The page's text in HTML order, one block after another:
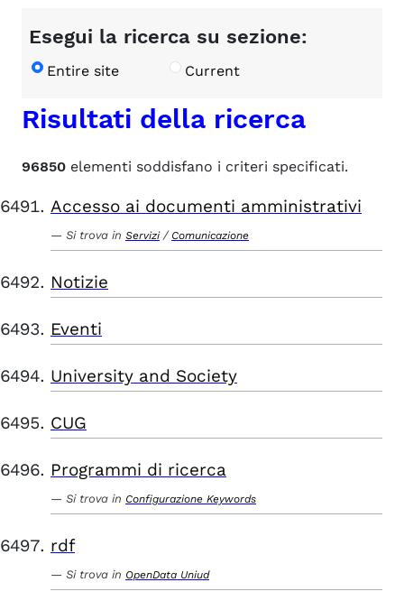
Esegui la ricerca su sezione:
Entire site Current
Risultati della ricerca
96850 elementi soddisfano i criteri specificati.
Accesso ai documenti amministrativi
Si trova in Servizi / Comunicazione
Notizie
Eventi
University and Society
CUG
Programmi di ricerca
Si trova in Configurazione Keywords
rdf
Si trova in OpenData Uniud